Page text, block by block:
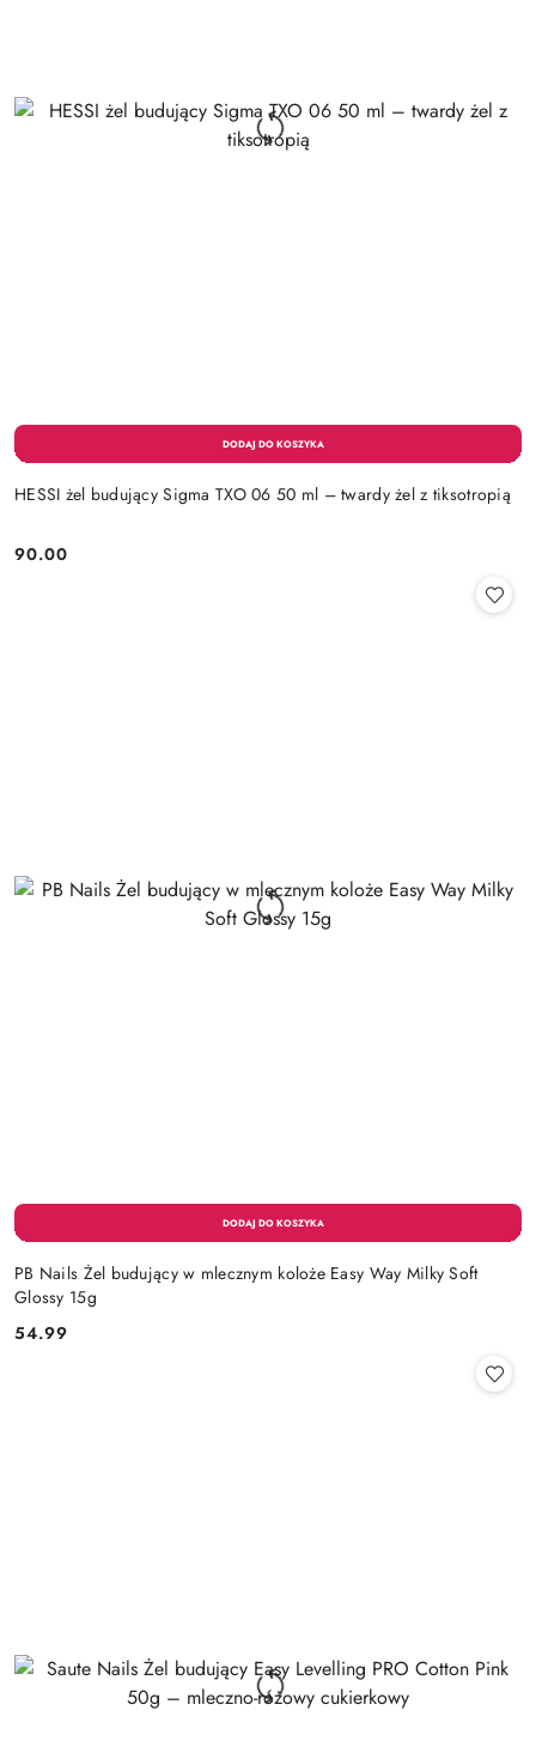
HESSI żel budujący Sigma TXO 06 50 ml – twardy żel z tiksotropią
Cena:
90.00
PB Nails Żel budujący w mlecznym koloże Easy Way Milky Soft
Glossy 15g
Cena:
54.99